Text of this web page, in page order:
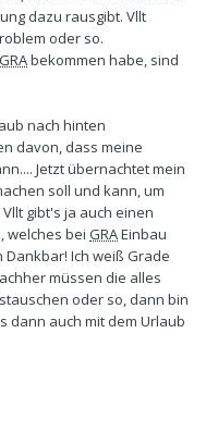
dazu rausgibt. Vllt
oder so.
GRAbekommen habe, sind
nach hinten
davon, dass meine
Jetzt übernachtet mein
soll und kann, um
gibt's ja auch einen
welches bei GRAEinbau
Ich weiß Grade
müssen die alles
oder so, dann bin
dann auch mit dem Urlaub